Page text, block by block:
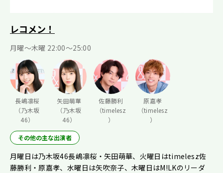
レコメン！
月曜〜木曜 22:00〜25:00
長嶋凛桜
（乃木坂
46）
矢田萌華
（乃木坂
46）
佐藤勝利
（timelesz
）
原嘉孝
（timelesz
）
その他の主な出演者
月曜日は乃木坂46長嶋凛桜・矢田萌華、火曜日はtimelesz佐
藤勝利・原嘉孝、水曜日は矢吹奈子、木曜日はM!LKのリーダ